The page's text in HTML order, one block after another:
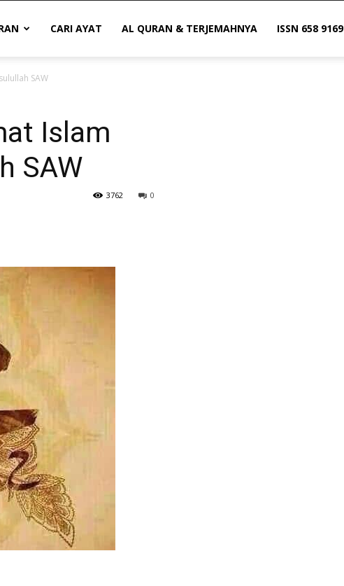
CARI AYAT AL QURAN & TERJEMAHNYA ISSN 658 9169
SAW
Islam
SAW
0
3762